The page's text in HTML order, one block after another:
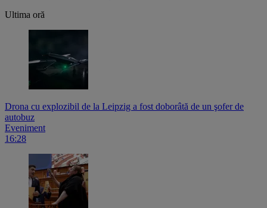
Ultima oră
Drona cu explozibil de la Leipzig a fost doborâtă de un şofer de
autobuz
Eveniment
16:28